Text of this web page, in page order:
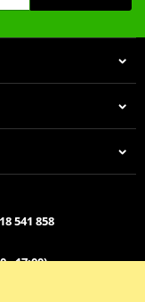
541 858
- 17:00)